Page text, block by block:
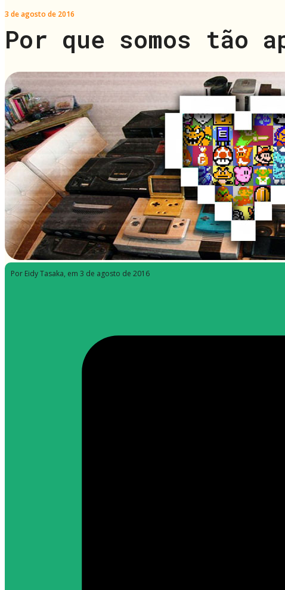
3 de agosto de 2016
Por que somos tão
Por Eidy Tasaka, em 3 de agosto de 2016